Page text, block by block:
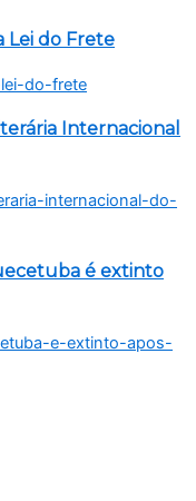
Lei do Frete
Internacional
é extinto